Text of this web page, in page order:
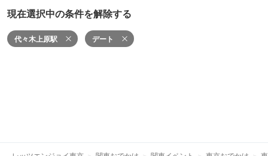
現在選択中の条件を解除する
代々木上原駅 デート